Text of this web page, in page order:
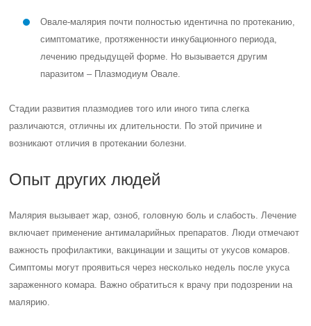
Овале-малярия почти полностью идентична по протеканию,
симптоматике, протяженности инкубационного периода,
лечению предыдущей форме. Но вызывается другим
паразитом – Плазмодиум Овале.
Стадии развития плазмодиев того или иного типа слегка
различаются, отличны их длительности. По этой причине и
возникают отличия в протекании болезни.
Опыт других людей
Малярия вызывает жар, озноб, головную боль и слабость. Лечение
включает применение антималарийных препаратов. Люди отмечают
важность профилактики, вакцинации и защиты от укусов комаров.
Симптомы могут проявиться через несколько недель после укуса
зараженного комара. Важно обратиться к врачу при подозрении на
малярию.